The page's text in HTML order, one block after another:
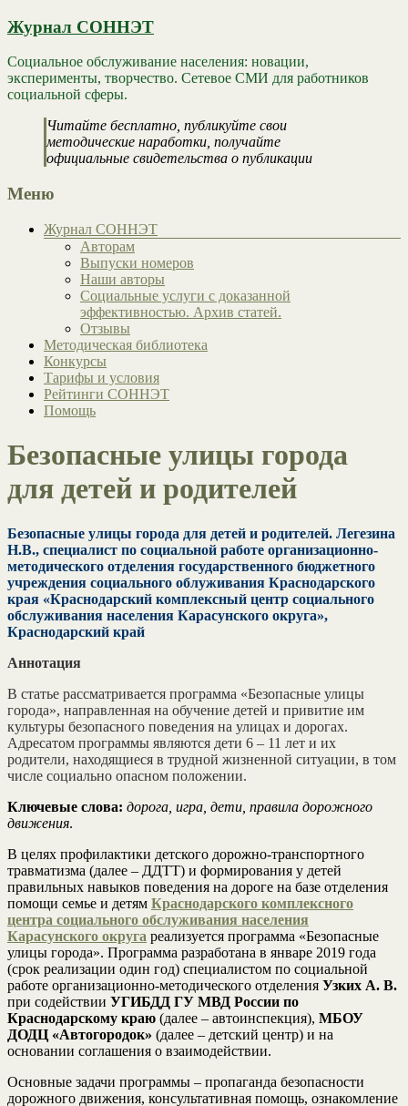
Журнал СОННЭТ
Социальное обслуживание населения: новации,
эксперименты, творчество. Сетевое СМИ для работников
социальной сферы.
Читайте бесплатно, публикуйте свои
методические наработки, получайте
официальные свидетельства о публикации
Меню
Журнал СОННЭТ
Авторам
Выпуски номеров
Наши авторы
Социальные услуги с доказанной
эффективностью. Архив статей.
Отзывы
Методическая библиотека
Конкурсы
Тарифы и условия
Рейтинги СОННЭТ
Помощь
Безопасные улицы города
для детей и родителей
Безопасные улицы города для детей и родителей. Легезина
Н.В., специалист по социальной работе организационно-
методического отделения государственного бюджетного
учреждения социального облуживания Краснодарского
края «Краснодарский комплексный центр социального
обслуживания населения Карасунского округа»,
Краснодарский край
Аннотация
В статье рассматривается программа «Безопасные улицы
города», направленная на обучение детей и привитие им
культуры безопасного поведения на улицах и дорогах.
Адресатом программы являются дети 6 – 11 лет и их
родители, находящиеся в трудной жизненной ситуации, в том
числе социально опасном положении.
Ключевые слова: дорога, игра, дети, правила дорожного
движения.
В целях профилактики детского дорожно-транспортного
травматизма (далее – ДДТТ) и формирования у детей
правильных навыков поведения на дороге на базе отделения
помощи семье и детям Краснодарского комплексного
центра социального обслуживания населения
Карасунского округа реализуется программа «Безопасные
улицы города». Программа разработана в январе 2019 года
(срок реализации один год) специалистом по социальной
работе организационно-методического отделения Узких А. В.
при содействии УГИБДД ГУ МВД России по
Краснодарскому краю (далее – автоинспекция), МБОУ
ДОДЦ «Автогородок» (далее – детский центр) и на
основании соглашения о взаимодействии.
Основные задачи программы – пропаганда безопасности
дорожного движения, консультативная помощь, ознакомление